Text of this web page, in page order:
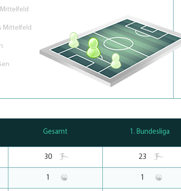
Mittelfeld
Gesamt 1. Bundesliga
30 23
1 1